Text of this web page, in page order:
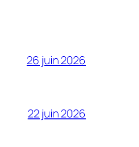
26 juin 2026
22 juin 2026